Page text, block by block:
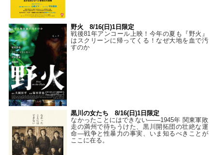
野火 8/16(日)1日限定
戦後81年アンコール上映！今年の夏も『野火』
はスクリーンに帰ってくる！なぜ大地を血で汚
すのか
黒川の女たち 8/16(日)1日限定
なかったことにはできない——1945年 関東軍敗
走の満州で待ちうけた、黒川開拓団の壮絶な運
命―戦争と性暴力の事実、いま知るべきことが
ここに在る。